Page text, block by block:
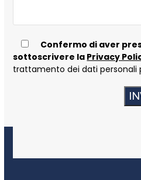
Confermo di aver
sottoscrivere la Privacy
trattamento dei dati personali